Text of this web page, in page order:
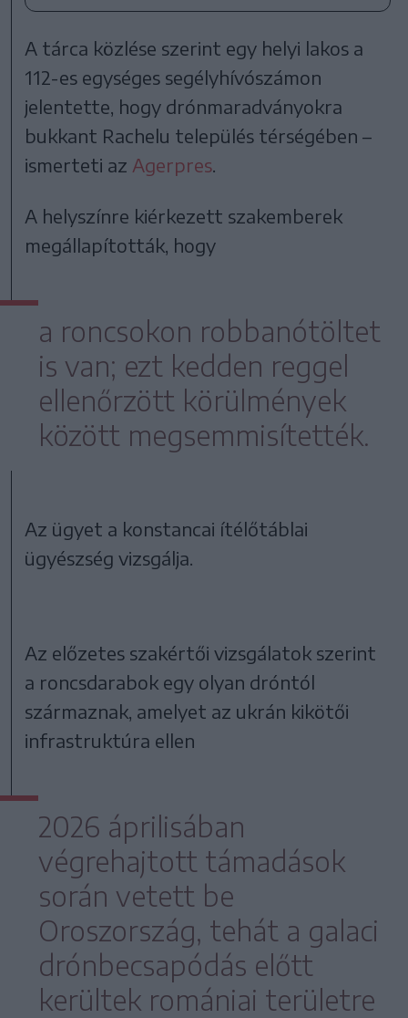
A tárca közlése szerint egy helyi lakos a
112-es egységes segélyhívószámon
jelentette, hogy drónmaradványokra
bukkant Rachelu település térségében –
ismerteti az Agerpres
A helyszínre kiérkezett szakemberek
megállapították, hogy
a roncsokon robbanótöltet
is van; ezt kedden reggel
ellenőrzött körülmények
között megsemmisítették.
Az ügyet a konstancai ítélőtáblai
ügyészség vizsgálja.
Az előzetes szakértői vizsgálatok szerint
a roncsdarabok egy olyan dróntól
származnak, amelyet az ukrán kikötői
infrastruktúra ellen
2026 áprilisában
végrehajtott támadások
során vetett be
Oroszország, tehát a galaci
drónbecsapódás előtt
kerültek romániai területre